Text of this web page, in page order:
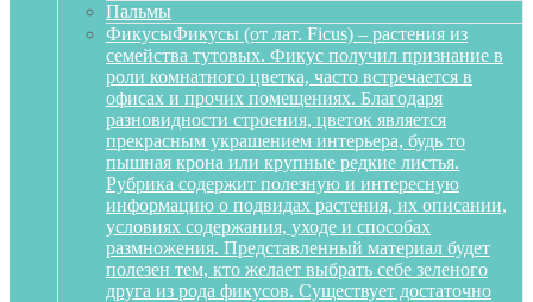
Пальмы
ФикусыФикусы (от лат. Ficus) – растения из
семейства тутовых. Фикус получил признание в
роли комнатного цветка, часто встречается в
офисах и прочих помещениях. Благодаря
разновидности строения, цветок является
прекрасным украшением интерьера, будь то
пышная крона или крупные редкие листья.
Рубрика содержит полезную и интересную
информацию о подвидах растения, их описании,
условиях содержания, уходе и способах
размножения. Представленный материал будет
полезен тем, кто желает выбрать себе зеленого
друга из рода фикусов. Существует достаточно